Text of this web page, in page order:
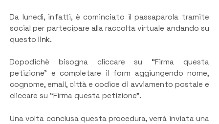
Da lunedì, infatti, è cominciato il passaparola tramite
social per partecipare alla raccolta virtuale andando su
questo link.
Dopodichè bisogna cliccare su “Firma questa
petizione” e completare il form aggiungendo nome,
cognome, email, città e codice di avviamento postale e
cliccare su “Firma questa petizione”.
Una volta conclusa questa procedura, verrà inviata una